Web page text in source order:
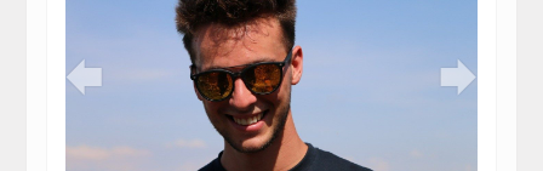
 